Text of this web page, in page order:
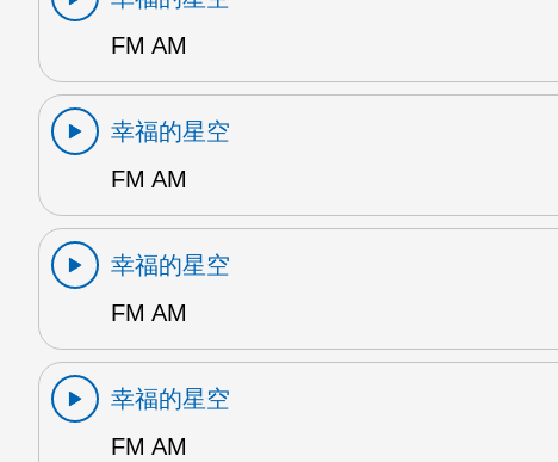
FM AM
幸福的星空
FM AM
幸福的星空
FM AM
幸福的星空
FM AM